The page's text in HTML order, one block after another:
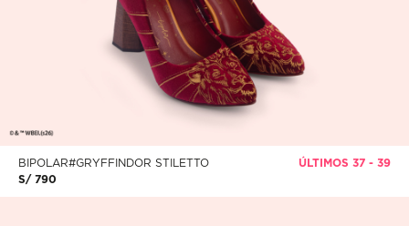
BIPOLAR#GRYFFINDOR STILETTO
S/ 790
ÚLTIMOS 37 - 39